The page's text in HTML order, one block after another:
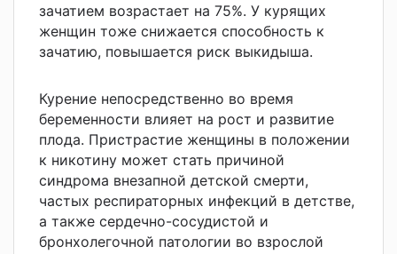
зачатием возрастает на 75%. У курящих
женщин тоже снижается способность к
зачатию, повышается риск выкидыша.
Курение непосредственно во время
беременности влияет на рост и развитие
плода. Пристрастие женщины в положении
к никотину может стать причиной
синдрома внезапной детской смерти,
частых респираторных инфекций в детстве,
а также сердечно-сосудистой и
бронхолегочной патологии во взрослой